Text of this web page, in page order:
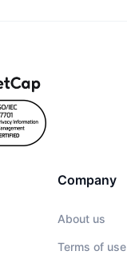
Company
About us
Terms of use